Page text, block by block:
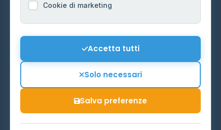
Preferenze Cookie
Mappa del sito
Cookie di marketing
Accetta tutti
Solo necessari
Salva preferenze